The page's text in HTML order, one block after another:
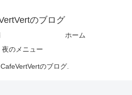
のブログ
ホーム
夜のメニュー
のブログ.